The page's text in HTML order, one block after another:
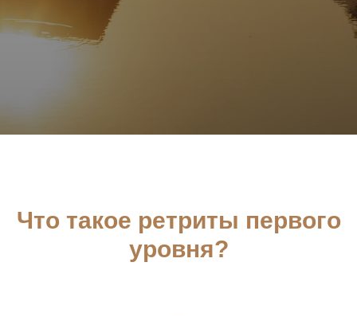
Что такое ретриты первого
уровня?